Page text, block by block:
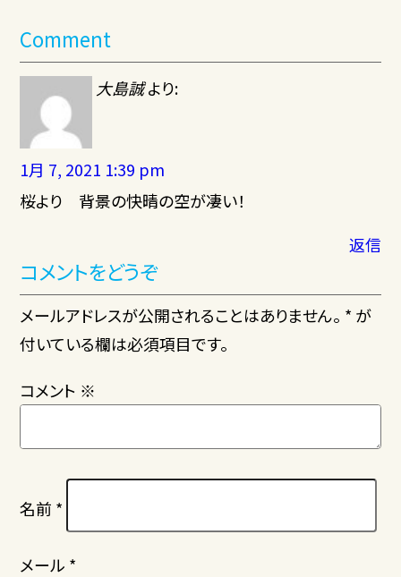
Comment
大島誠 より:
1月 7, 2021 1:39 pm
桜より 背景の快晴の空が凄い！
返信
コメントをどうぞ
メールアドレスが公開されることはありません。 * が
付いている欄は必須項目です。
コメント ※
名前 *
メール *